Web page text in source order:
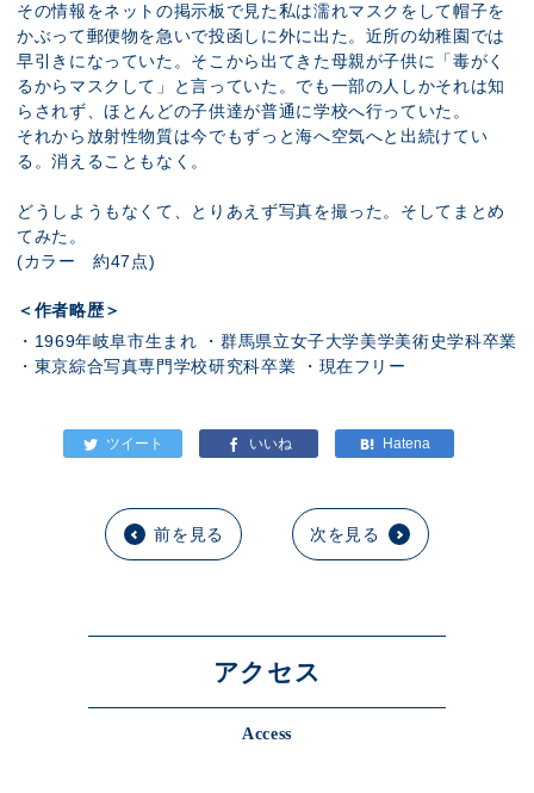
その情報をネットの掲示板で見た私は濡れマスクをして帽子を
かぶって郵便物を急いで投函しに外に出た。近所の幼稚園では
早引きになっていた。そこから出てきた母親が子供に「毒がく
るからマスクして」と言っていた。でも一部の人しかそれは知
らされず、ほとんどの子供達が普通に学校へ行っていた。
それから放射性物質は今でもずっと海へ空気へと出続けてい
る。消えることもなく。
どうしようもなくて、とりあえず写真を撮った。そしてまとめ
てみた。
(カラー 約47点)
＜作者略歴＞
・1969年岐阜市生まれ ・群馬県立女子大学美学美術史学科卒業
・東京綜合写真専門学校研究科卒業 ・現在フリー
前を見る 次を見る
アクセス
Access